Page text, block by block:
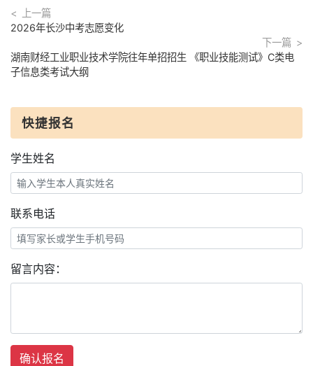
上一篇
2026年长沙中考志愿变化
下一篇
湖南财经工业职业技术学院往年单招招生 《职业技能测试》C类电
子信息类考试大纲
快捷报名
学生姓名
联系电话
留言内容：
确认报名